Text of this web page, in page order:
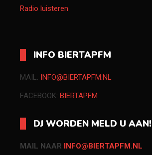
Radio luisteren
INFO BIERTAPFM
MAIL: INFO@BIERTAPFM.NL
FACEBOOK: BIERTAPFM
DJ WORDEN MELD U AAN!
MAIL NAAR INFO@BIERTAPFM.NL